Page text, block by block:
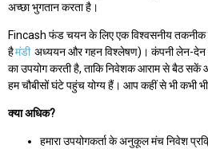
अच्छा भुगतान करता है।
Fincash फंड चयन के लिए एक विश्वसनीय तकनीक
हैमंडी अध्ययन और गहन विश्लेषण)। कंपनी लेन-देन
का उपयोग करती है, ताकि निवेशक आराम से बैठ
हम चौबीसों घंटे पहुंच योग्य हैं। आप कहीं से भी कभी
क्या अधिक?
हमारा उपयोगकर्ता के अनुकूल मंच निवेश